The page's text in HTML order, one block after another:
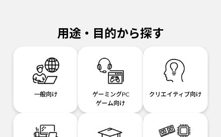
用途・目的から探す
一般向け
ゲーミングPC
ゲーム向け
クリエイティブ向け